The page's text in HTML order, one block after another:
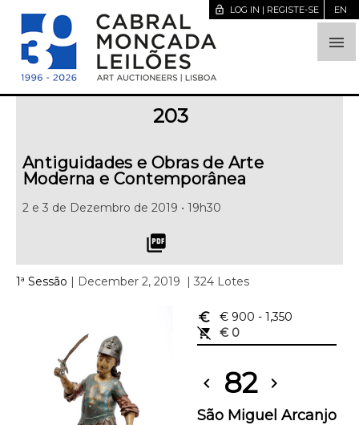

lock_open LOG IN | REGISTE-SE EN
203
Antiguidades e Obras de Arte
Moderna e Contemporânea
2 e 3 de Dezembro de 2019 • 19h30
picture_as_pdf
1ª Sessão | December 2, 2019 | 324 Lotes
euro_symbol € 900 - 1,350
remove_shopping_cart
€ 0
chevron_left 82 chevron_right
São Miguel Arcanjo